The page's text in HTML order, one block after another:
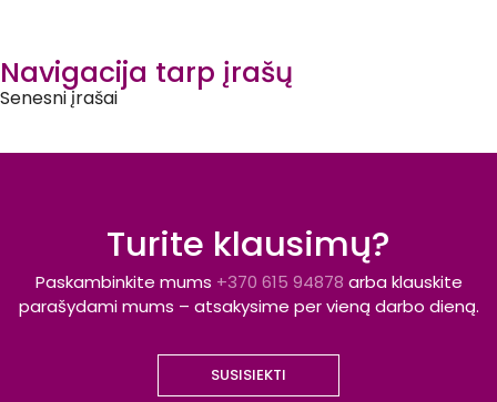
Navigacija tarp įrašų
Senesni įrašai
Turite klausimų?
Paskambinkite mums +370 615 94878 arba klauskite
parašydami mums – atsakysime per vieną darbo dieną.
SUSISIEKTI